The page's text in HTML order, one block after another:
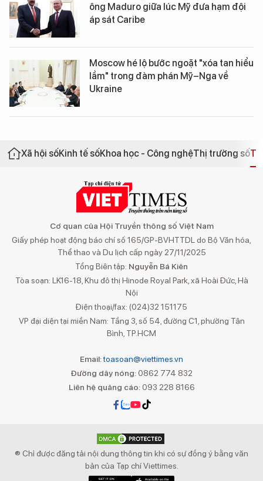
ông Maduro giữa lúc Mỹ đưa hạm đội
áp sát Caribe
Moscow hé lộ bước ngoặt "xóa tan hiểu
lầm" trong đàm phán Mỹ–Nga về
Ukraine
Xã hội sốKinh tế sốKhoa học - Công nghệThị trường số
Cơ quan của Hội Truyền thông số Việt Nam
Giấy phép hoạt động báo chí số 165/GP-BVHTTDL do Bộ Văn hóa,
Thể thao và Du lịch cấp ngày 27/11/2025
Tổng Biên tập: Nguyễn Bá Kiên
Tòa soạn: LK16-18, Khu đô thị Hinode Royal Park, xã Hoài Đức, Hà
Nội
Điện thoại/fax: (024)32 151175
VP đại diện tại miền Nam: Tầng 3, số 54, đường C1, phường Tân
Bình, TP.HCM
Email:toasoan@viettimes.vn
Đường dây nóng: 0862 774 832
Liên hệ quảng cáo:093 228 8166
® Chỉ được đăng tải nội dung thông tin khi có sự đồng ý bằng văn
bản của Tạp chí Viettimes.